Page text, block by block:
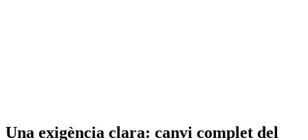
Una exigència clara: canvi complet del